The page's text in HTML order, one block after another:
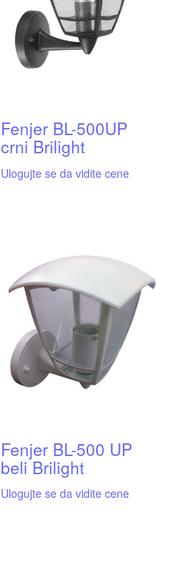
Fenjer BL-500UP
crni Brilight
Ulogujte se da vidite cene
Fenjer BL-500 UP
beli Brilight
Ulogujte se da vidite cene